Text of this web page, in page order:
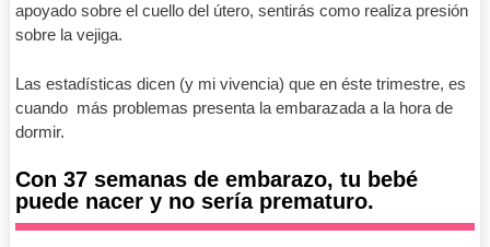
apoyado sobre el cuello del útero, sentirás como realiza presión
sobre la vejiga.
Las estadísticas dicen (y mi vivencia) que en éste trimestre, es
cuando más problemas presenta la embarazada a la hora de
dormir.
Con 37 semanas de embarazo, tu bebé
puede nacer y no sería prematuro.